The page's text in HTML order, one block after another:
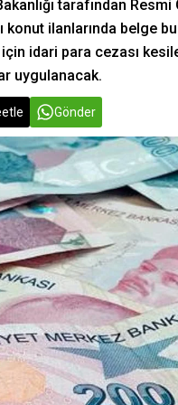
tarafından
konut ilanlarında belge
idari para cezası
uygulanacak.
Gönder